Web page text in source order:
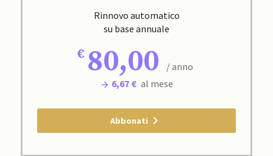
Rinnovo automatico
su base annuale
80,00
/ anno
6,67 € al mese
Abbonati